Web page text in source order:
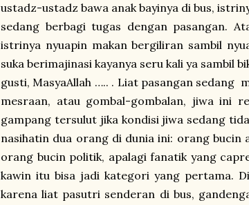
ustadz-ustadz bawa anak bayinya di bus,
sedang berbagi tugas dengan pasangan.
istrinya nyuapin makan bergiliran sambil
suka berimajinasi kayanya seru kali ya sambil
gusti, MasyaAllah ….. . Liat pasangan sedang
mesraan, atau gombal-gombalan, jiwa ini
gampang tersulut jika kondisi jiwa sedang
nasihatin dua orang di dunia ini: orang bucin
orang bucin politik, apalagi fanatik yang
kawin itu bisa jadi kategori yang pertama.
karena liat pasutri senderan di bus,